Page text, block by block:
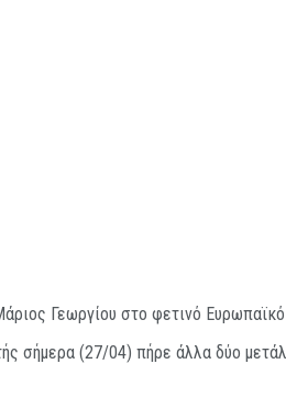
Γεωργίου στο φετινό
σήμερα (27/04) πήρε άλλα δύο